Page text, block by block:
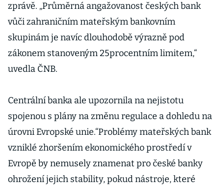
zprávě. „Průměrná angažovanost českých bank
vůči zahraničním mateřským bankovním
skupinám je navíc dlouhodobě výrazně pod
zákonem stanoveným 25procentním limitem,“
uvedla ČNB.
Centrální banka ale upozornila na nejistotu
spojenou s plány na změnu regulace a dohledu na
úrovni Evropské unie.“Problémy mateřských bank
vzniklé zhoršením ekonomického prostředí v
Evropě by nemusely znamenat pro české banky
ohrožení jejich stability, pokud nástroje, které